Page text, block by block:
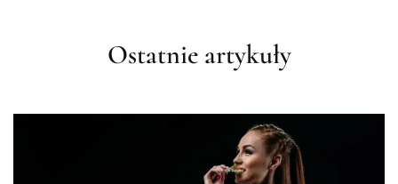
Ostatnie artykuły